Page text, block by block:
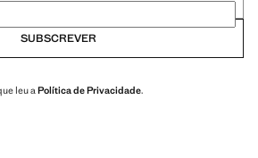
SUBSCREVER
leu a Política de Privacidade.